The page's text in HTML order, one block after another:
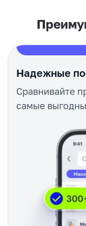
Надежные
Сравнивайте
самые